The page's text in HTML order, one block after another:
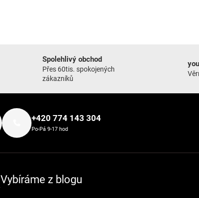
Spolehlivý obchod
Přes 60tis. spokojených
zákazníků
+420 774 143 304
Po-Pá 9-17 hod
Vybíráme z blogu